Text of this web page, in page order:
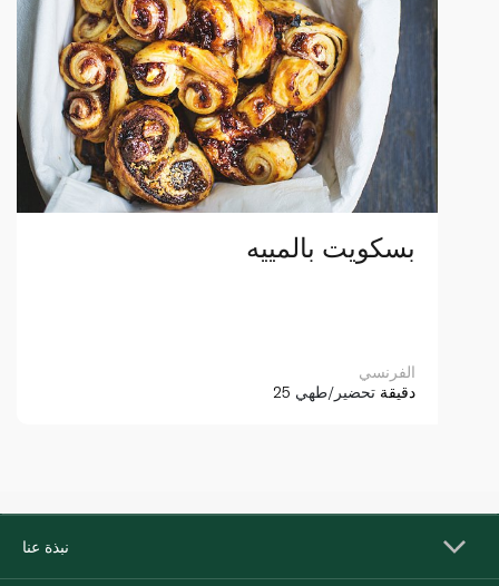
بسكويت بالمييه
الفرنسي
25 دقيقة تحضير/طهي
نبذة عنا